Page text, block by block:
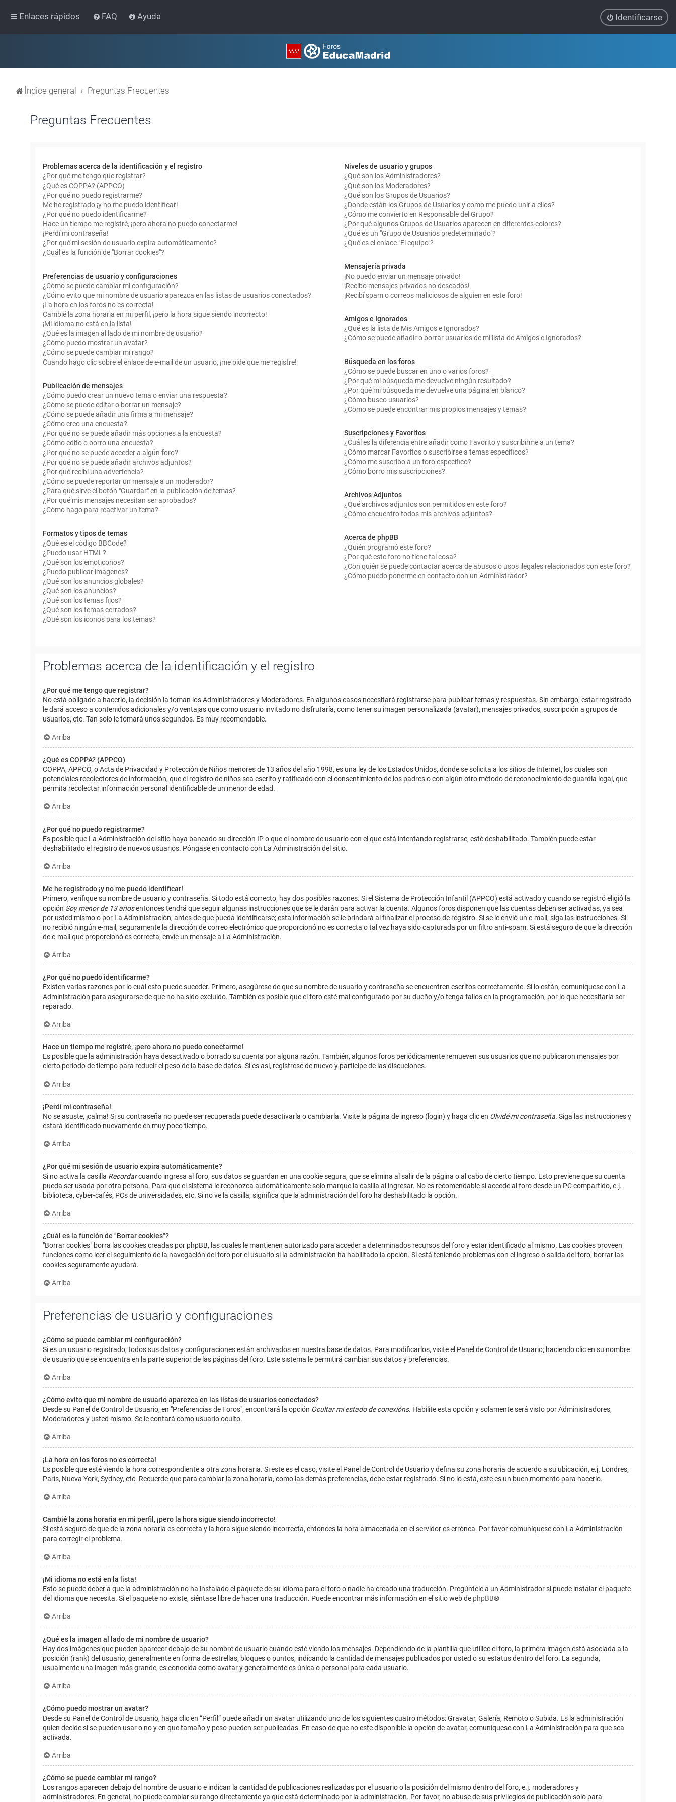
Enlaces rápidos FAQ Ayuda Identificarse
Índice general Preguntas Frecuentes
Preguntas Frecuentes
Problemas acerca de la identificación y el registro
¿Por qué me tengo que registrar?
¿Qué es COPPA? (APPCO)
¿Por qué no puedo registrarme?
Me he registrado ¡y no me puedo identificar!
¿Por qué no puedo identificarme?
Hace un tiempo me registré, ¡pero ahora no puedo conectarme!
¡Perdí mi contraseña!
¿Por qué mi sesión de usuario expira automáticamente?
¿Cuál es la función de "Borrar cookies"?
Preferencias de usuario y configuraciones
¿Cómo se puede cambiar mi configuración?
¿Cómo evito que mi nombre de usuario aparezca en las listas de usuarios conectados?
¡La hora en los foros no es correcta!
Cambié la zona horaria en mi perfil, ¡pero la hora sigue siendo incorrecto!
¡Mi idioma no está en la lista!
¿Qué es la imagen al lado de mi nombre de usuario?
¿Cómo puedo mostrar un avatar?
¿Cómo se puede cambiar mi rango?
Cuando hago clic sobre el enlace de e-mail de un usuario, ¡me pide que me registre!
Publicación de mensajes
¿Cómo puedo crear un nuevo tema o enviar una respuesta?
¿Cómo se puede editar o borrar un mensaje?
¿Cómo se puede añadir una firma a mi mensaje?
¿Cómo creo una encuesta?
¿Por qué no se puede añadir más opciones a la encuesta?
¿Cómo edito o borro una encuesta?
¿Por qué no se puede acceder a algún foro?
¿Por qué no se puede añadir archivos adjuntos?
¿Por qué recibí una advertencia?
¿Cómo se puede reportar un mensaje a un moderador?
¿Para qué sirve el botón "Guardar" en la publicación de temas?
¿Por qué mis mensajes necesitan ser aprobados?
¿Cómo hago para reactivar un tema?
Formatos y tipos de temas
¿Qué es el código BBCode?
¿Puedo usar HTML?
¿Qué son los emoticonos?
¿Puedo publicar imagenes?
¿Qué son los anuncios globales?
¿Qué son los anuncios?
¿Qué son los temas fijos?
¿Qué son los temas cerrados?
¿Qué son los iconos para los temas?
Niveles de usuario y grupos
¿Qué son los Administradores?
¿Qué son los Moderadores?
¿Qué son los Grupos de Usuarios?
¿Donde están los Grupos de Usuarios y como me puedo unir a ellos?
¿Cómo me convierto en Responsable del Grupo?
¿Por qué algunos Grupos de Usuarios aparecen en diferentes colores?
¿Qué es un "Grupo de Usuarios predeterminado"?
¿Qué es el enlace "El equipo"?
Mensajería privada
¡No puedo enviar un mensaje privado!
¡Recibo mensajes privados no deseados!
¡Recibí spam o correos maliciosos de alguien en este foro!
Amigos e Ignorados
¿Qué es la lista de Mis Amigos e Ignorados?
¿Cómo se puede añadir o borrar usuarios de mi lista de Amigos e Ignorados?
Búsqueda en los foros
¿Cómo se puede buscar en uno o varios foros?
¿Por qué mi búsqueda me devuelve ningún resultado?
¿Por qué mi búsqueda me devuelve una página en blanco?
¿Cómo busco usuarios?
¿Como se puede encontrar mis propios mensajes y temas?
Suscripciones y Favoritos
¿Cuál es la diferencia entre añadir como Favorito y suscribirme a un tema?
¿Cómo marcar Favoritos o suscribirse a temas específicos?
¿Cómo me suscribo a un foro específico?
¿Cómo borro mis suscripciones?
Archivos Adjuntos
¿Qué archivos adjuntos son permitidos en este foro?
¿Cómo encuentro todos mis archivos adjuntos?
Acerca de phpBB
¿Quién programó este foro?
¿Por qué este foro no tiene tal cosa?
¿Con quién se puede contactar acerca de abusos o usos ilegales relacionados con este foro?
¿Cómo puedo ponerme en contacto con un Administrador?
Problemas acerca de la identificación y el registro
¿Por qué me tengo que registrar?
No está obligado a hacerlo, la decisión la toman los Administradores y Moderadores. En algunos casos necesitará registrarse para publicar temas y respuestas. Sin embargo, estar registrado
le dará acceso a contenidos adicionales y/o ventajas que como usuario invitado no disfrutaría, como tener su imagen personalizada (avatar), mensajes privados, suscripción a grupos de
usuarios, etc. Tan solo le tomará unos segundos. Es muy recomendable.
Arriba
¿Qué es COPPA? (APPCO)
COPPA, APPCO, o Acta de Privacidad y Protección de Niños menores de 13 años del año 1998, es una ley de los Estados Unidos, donde se solicita a los sitios de Internet, los cuales son
potenciales recolectores de información, que el registro de niños sea escrito y ratificado con el consentimiento de los padres o con algún otro método de reconocimiento de guardia legal, que
permita recolectar información personal identificable de un menor de edad.
Arriba
¿Por qué no puedo registrarme?
Es posible que La Administración del sitio haya baneado su dirección IP o que el nombre de usuario con el que está intentando registrarse, esté deshabilitado. También puede estar
deshabilitado el registro de nuevos usuarios. Póngase en contacto con La Administración del sitio.
Arriba
Me he registrado ¡y no me puedo identificar!
Primero, verifique su nombre de usuario y contraseña. Si todo está correcto, hay dos posibles razones. Si el Sistema de Protección Infantil (APPCO) está activado y cuando se registró eligió la
opción Soy menor de 13 añosentonces tendrá que seguir algunas instrucciones que se le darán para activar la cuenta. Algunos foros disponen que las cuentas deben ser activadas, ya sea
por usted mismo o por La Administración, antes de que pueda identificarse; esta información se le brindará al finalizar el proceso de registro. Si se le envió un e-mail, siga las instrucciones. Si
no recibió ningún e-mail, seguramente la dirección de correo electrónico que proporcionó no es correcta o tal vez haya sido capturada por un filtro anti-spam. Si está seguro de que la dirección
de e-mail que proporcionó es correcta, envíe un mensaje a La Administración.
Arriba
¿Por qué no puedo identificarme?
Existen varias razones por lo cuál esto puede suceder. Primero, asegúrese de que su nombre de usuario y contraseña se encuentren escritos correctamente. Si lo están, comuníquese con La
Administración para asegurarse de que no ha sido excluido. También es posible que el foro esté mal configurado por su dueño y/o tenga fallos en la programación, por lo que necesitaría ser
reparado.
Arriba
Hace un tiempo me registré, ¡pero ahora no puedo conectarme!
Es posible que la administración haya desactivado o borrado su cuenta por alguna razón. También, algunos foros periódicamente remueven sus usuarios que no publicaron mensajes por
cierto periodo de tiempo para reducir el peso de la base de datos. Si es así, registrese de nuevo y participe de las discuciones.
Arriba
¡Perdí mi contraseña!
No se asuste, ¡calma! Si su contraseña no puede ser recuperada puede desactivarla o cambiarla. Visite la página de ingreso (login) y haga clic en Olvidé mi contraseña. Siga las instrucciones y
estará identificado nuevamente en muy poco tiempo.
Arriba
¿Por qué mi sesión de usuario expira automáticamente?
Si no activa la casilla Recordarcuando ingresa al foro, sus datos se guardan en una cookie segura, que se elimina al salir de la página o al cabo de cierto tiempo. Esto previene que su cuenta
pueda ser usada por otra persona. Para que el sistema le reconozca automáticamente solo marque la casilla al ingresar. No es recomendable si accede al foro desde un PC compartido, e.j.
biblioteca, cyber-cafés, PCs de universidades, etc. Si no ve la casilla, significa que la administración del foro ha deshabilitado la opción.
Arriba
¿Cuál es la función de "Borrar cookies"?
"Borrar cookies" borra las cookies creadas por phpBB, las cuales le mantienen autorizado para acceder a determinados recursos del foro y estar identificado al mismo. Las cookies proveen
funciones como leer el seguimiento de la navegación del foro por el usuario si la administración ha habilitado la opción. Si está teniendo problemas con el ingreso o salida del foro, borrar las
cookies seguramente ayudará.
Arriba
Preferencias de usuario y configuraciones
¿Cómo se puede cambiar mi configuración?
Si es un usuario registrado, todos sus datos y configuraciones están archivados en nuestra base de datos. Para modificarlos, visite el Panel de Control de Usuario; haciendo clic en su nombre
de usuario que se encuentra en la parte superior de las páginas del foro. Este sistema le permitirá cambiar sus datos y preferencias.
Arriba
¿Cómo evito que mi nombre de usuario aparezca en las listas de usuarios conectados?
Desde su Panel de Control de Usuario, en "Preferencias de Foros", encontrará la opción Ocultar mi estado de conexións. Habilite esta opción y solamente será visto por Administradores,
Moderadores y usted mismo. Se le contará como usuario oculto.
Arriba
¡La hora en los foros no es correcta!
Es posible que esté viendo la hora correspondiente a otra zona horaria. Si este es el caso, visite el Panel de Control de Usuario y defina su zona horaria de acuerdo a su ubicación, e.j. Londres,
París, Nueva York, Sydney, etc. Recuerde que para cambiar la zona horaria, como las demás preferencias, debe estar registrado. Si no lo está, este es un buen momento para hacerlo.
Arriba
Cambié la zona horaria en mi perfil, ¡pero la hora sigue siendo incorrecto!
Si está seguro de que de la zona horaria es correcta y la hora sigue siendo incorrecta, entonces la hora almacenada en el servidor es errónea. Por favor comuníquese con La Administración
para corregir el problema.
Arriba
¡Mi idioma no está en la lista!
Esto se puede deber a que la administración no ha instalado el paquete de su idioma para el foro o nadie ha creado una traducción. Pregúntele a un Administrador si puede instalar el paquete
del idioma que necesita. Si el paquete no existe, siéntase libre de hacer una traducción. Puede encontrar más información en el sitio web de phpBB®
Arriba
¿Qué es la imagen al lado de mi nombre de usuario?
Hay dos imágenes que pueden aparecer debajo de su nombre de usuario cuando esté viendo los mensajes. Dependiendo de la plantilla que utilice el foro, la primera imagen está asociada a la
posición (rank) del usuario, generalmente en forma de estrellas, bloques o puntos, indicando la cantidad de mensajes publicados por usted o su estatus dentro del foro. La segunda,
usualmente una imagen más grande, es conocida como avatar y generalmente es única o personal para cada usuario.
Arriba
¿Cómo puedo mostrar un avatar?
Desde su Panel de Control de Usuario, haga clic en “Perfil” puede añadir un avatar utilizando uno de los siguientes cuatro métodos: Gravatar, Galería, Remoto o Subida. Es la administración
quien decide si se pueden usar o no y en que tamaño y peso pueden ser publicadas. En caso de que no este disponible la opción de avatar, comuníquese con La Administración para que sea
activada.
Arriba
¿Cómo se puede cambiar mi rango?
Los rangos aparecen debajo del nombre de usuario e indican la cantidad de publicaciones realizadas por el usuario o la posición del mismo dentro del foro, e.j. moderadores y
administradores. En general, no puede cambiar su rango directamente ya que está determinado por la administración. Por favor, no abuse de sus privilegios de publicación solo para